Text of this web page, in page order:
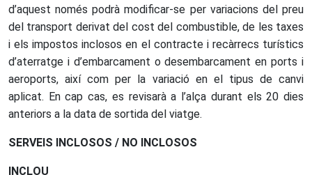
d’aquest només podrà modificar-se per variacions del preu
del transport derivat del cost del combustible, de les taxes
i els impostos inclosos en el contracte i recàrrecs turístics
d’aterratge i d’embarcament o desembarcament en ports i
aeroports, així com per la variació en el tipus de canvi
aplicat. En cap cas, es revisarà a l’alça durant els 20 dies
anteriors a la data de sortida del viatge.
SERVEIS INCLOSOS / NO INCLOSOS
INCLOU